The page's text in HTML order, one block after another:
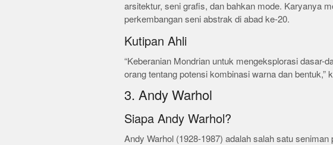
arsitektur, seni grafis, dan bahkan mode. Karyanya
perkembangan seni abstrak di abad ke-20.
Kutipan Ahli
“Keberanian Mondrian untuk mengeksplorasi dasar-
orang tentang potensi kombinasi warna dan bentuk,”
3. Andy Warhol
Siapa Andy Warhol?
Andy Warhol (1928-1987) adalah salah satu